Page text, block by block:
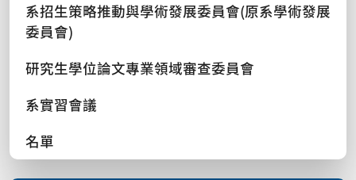
系招生策略推動與學術發展委員會(原系學術發展
委員會)
研究生學位論文專業領域審查委員會
系實習會議
名單